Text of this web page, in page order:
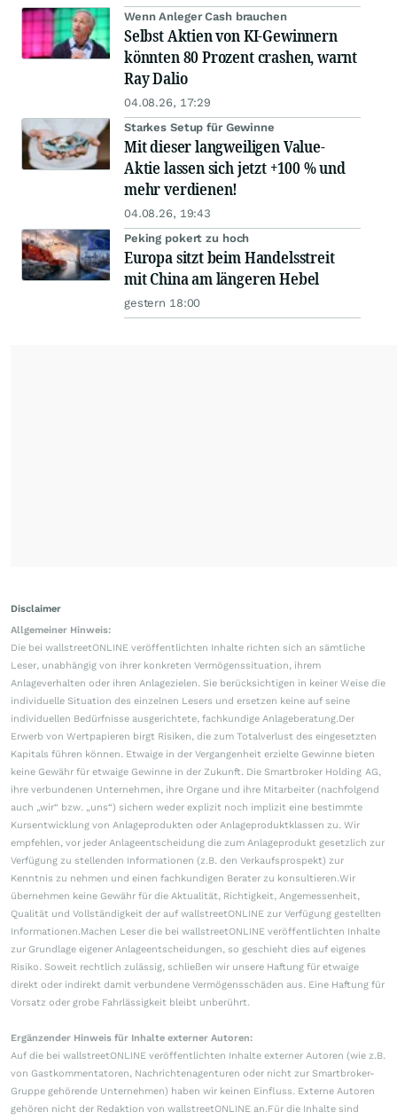
Wenn Anleger Cash brauchen
Selbst Aktien von KI-Gewinnern
könnten 80 Prozent crashen, warnt
Ray Dalio
04.08.26, 17:29
Starkes Setup für Gewinne
Mit dieser langweiligen Value-
Aktie lassen sich jetzt +100 % und
mehr verdienen!
04.08.26, 19:43
Peking pokert zu hoch
Europa sitzt beim Handelsstreit
mit China am längeren Hebel
gestern 18:00
Disclaimer
Allgemeiner Hinweis:
Die bei wallstreetONLINE veröffentlichten Inhalte richten sich an sämtliche
Leser, unabhängig von ihrer konkreten Vermögenssituation, ihrem
Anlageverhalten oder ihren Anlagezielen. Sie berücksichtigen in keiner Weise die
individuelle Situation des einzelnen Lesers und ersetzen keine auf seine
individuellen Bedürfnisse ausgerichtete, fachkundige Anlageberatung.Der
Erwerb von Wertpapieren birgt Risiken, die zum Totalverlust des eingesetzten
Kapitals führen können. Etwaige in der Vergangenheit erzielte Gewinne bieten
keine Gewähr für etwaige Gewinne in der Zukunft. Die Smartbroker Holding AG,
ihre verbundenen Unternehmen, ihre Organe und ihre Mitarbeiter (nachfolgend
auch „wir“ bzw. „uns“) sichern weder explizit noch implizit eine bestimmte
Kursentwicklung von Anlageprodukten oder Anlageproduktklassen zu. Wir
empfehlen, vor jeder Anlageentscheidung die zum Anlageprodukt gesetzlich zur
Verfügung zu stellenden Informationen (z.B. den Verkaufsprospekt) zur
Kenntnis zu nehmen und einen fachkundigen Berater zu konsultieren.Wir
übernehmen keine Gewähr für die Aktualität, Richtigkeit, Angemessenheit,
Qualität und Vollständigkeit der auf wallstreetONLINE zur Verfügung gestellten
Informationen.Machen Leser die bei wallstreetONLINE veröffentlichten Inhalte
zur Grundlage eigener Anlageentscheidungen, so geschieht dies auf eigenes
Risiko. Soweit rechtlich zulässig, schließen wir unsere Haftung für etwaige
direkt oder indirekt damit verbundene Vermögensschäden aus. Eine Haftung für
Vorsatz oder grobe Fahrlässigkeit bleibt unberührt.
Ergänzender Hinweis für Inhalte externer Autoren:
Auf die bei wallstreetONLINE veröffentlichten Inhalte externer Autoren (wie z.B.
von Gastkommentatoren, Nachrichtenagenturen oder nicht zur Smartbroker-
Gruppe gehörende Unternehmen) haben wir keinen Einfluss. Externe Autoren
gehören nicht der Redaktion von wallstreetONLINE an.Für die Inhalte sind